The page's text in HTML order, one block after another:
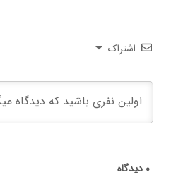
اشتراک
۰ دیدگاه